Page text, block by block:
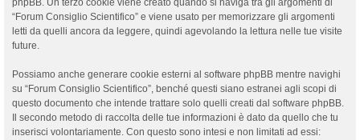
phpBB. Un terzo cookie viene creato quando si naviga tra gli argomenti di
“Forum Consiglio Scientifico” e viene usato per memorizzare gli argomenti
letti da quelli ancora da leggere, quindi agevolando la lettura nelle tue visite
future.
Possiamo anche generare cookie esterni al software phpBB mentre navighi
su “Forum Consiglio Scientifico”, benché questi siano estranei agli scopi di
questo documento che intende trattare solo quelli creati dal software phpBB.
Il secondo metodo di raccolta delle tue informazioni è dato da quello che tu
inserisci volontariamente. Con questo sono intesi e non limitati ad essi: